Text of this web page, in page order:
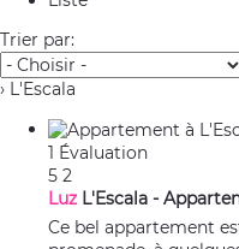
Trier par:
› L'Escala
1 Évaluation
5 2
Luz L'Escala -
Ce bel appartement